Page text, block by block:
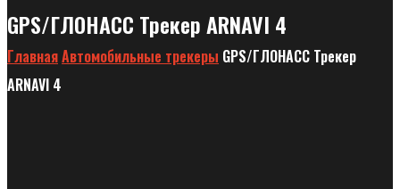
GPS/ГЛОНАСС Трекер ARNAVI 4
ГлавнаяАвтомобильные трекеры GPS/ГЛОНАСС Трекер
ARNAVI 4